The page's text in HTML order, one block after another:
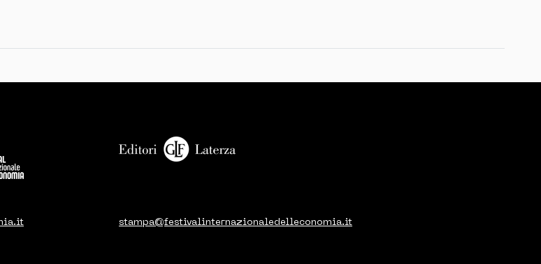
stampa@festivalinternazionaledelleconomia.it